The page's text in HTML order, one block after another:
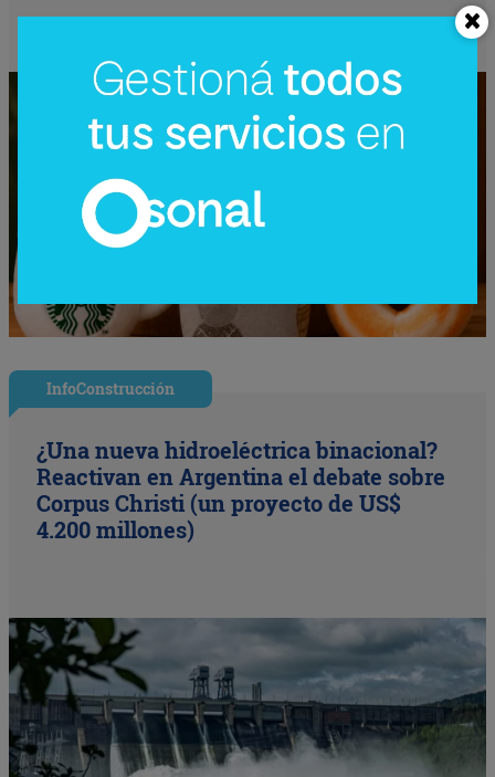
InfoConstrucción
¿Una nueva hidroeléctrica binacional?
Reactivan en Argentina el debate sobre
Corpus Christi (un proyecto de US$
4.200 millones)